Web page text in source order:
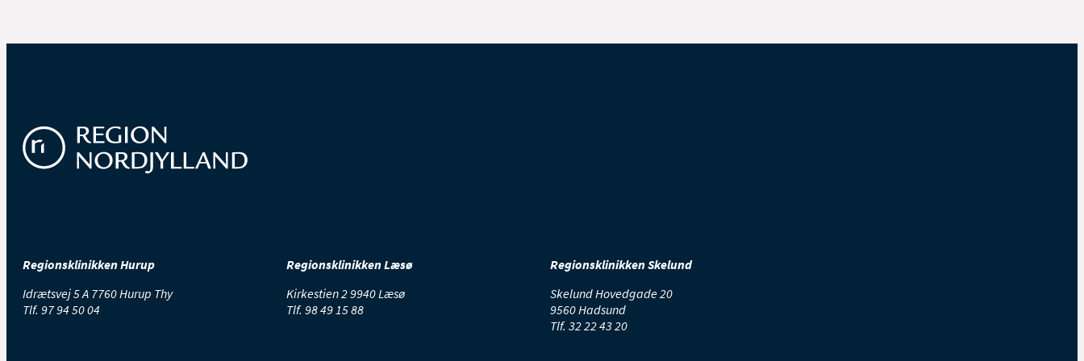
Regionsklinikken Hurup
Idrætsvej 5 A 7760 Hurup Thy
Tlf. 97 94 50 04
Regionsklinikken Læsø
Kirkestien 2 9940 Læsø
Tlf. 98 49 15 88
Regionsklinikken Skelund
Skelund Hovedgade 20
9560 Hadsund
Tlf. 32 22 43 20